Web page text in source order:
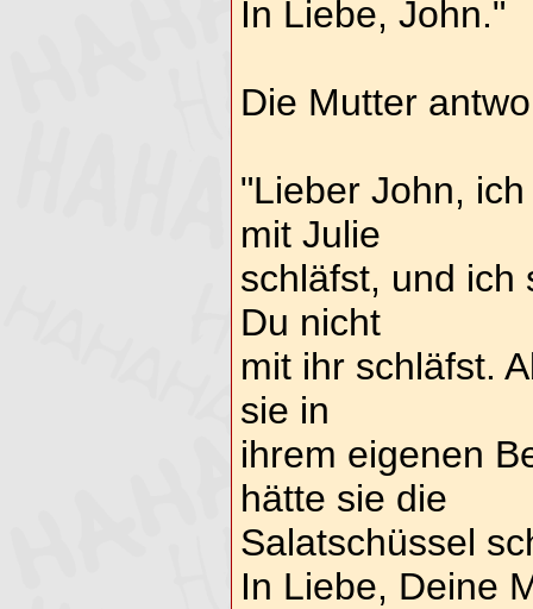
In Liebe, John."
Die Mutter
"Lieber John,
mit Julie
schläfst, und ich
Du nicht
mit ihr schläfst.
sie in
ihrem eigenen
hätte sie die
Salatschüssel
In Liebe, Deine